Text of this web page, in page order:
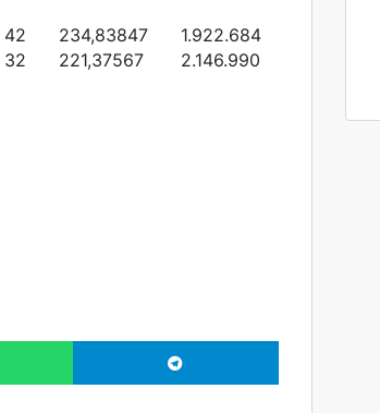
42
32
234,83847
221,37567
1.922.684
2.146.990